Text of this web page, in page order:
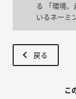
る 「環境
いるネーミ
戻る
こ